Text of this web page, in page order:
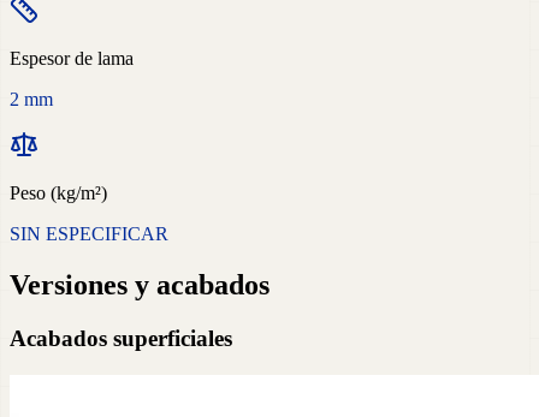
Espesor de lama
2 mm
Peso (kg/m²)
SIN ESPECIFICAR
Versiones y acabados
Acabados superficiales